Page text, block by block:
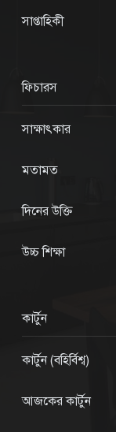
সাপ্তাহিকী
ফিচারস
সাক্ষাৎকার
মতামত
দিনের উক্তি
উচ্চ শিক্ষা
কার্টুন
কার্টুন (বহির্বিশ্ব)
আজকের কার্টুন